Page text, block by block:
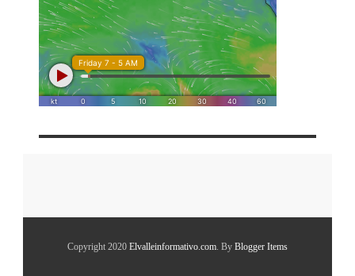
Copyright 2020 Elvalleinformativo.com . By Blogger Items